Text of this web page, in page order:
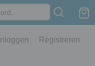
Inloggen Registreren